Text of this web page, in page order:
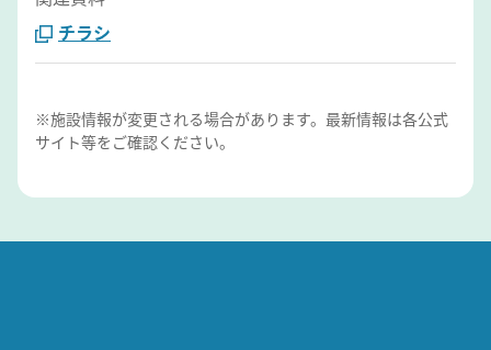
チラシ
※施設情報が変更される場合があります。最新情報は各公式
サイト等をご確認ください。